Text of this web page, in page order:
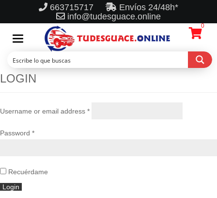
663715717
Envíos 24/48h*
info@tudesguace.online
Toggle
navigation
0
LOGIN
Username or email address *
Password *
Recuérdame